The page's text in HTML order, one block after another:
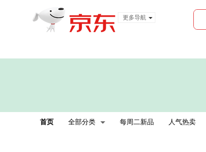
更多导航
首页 全部分类 每周二新品 人气热卖